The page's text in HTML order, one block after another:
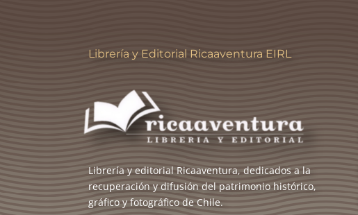
Librería y Editorial Ricaaventura EIRL
Librería y editorial Ricaaventura, dedicados a la
recuperación y difusión del patrimonio histórico,
gráfico y fotográfico de Chile.